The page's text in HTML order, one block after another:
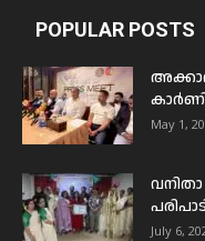
POPULAR POSTS
May 1,
July 6,